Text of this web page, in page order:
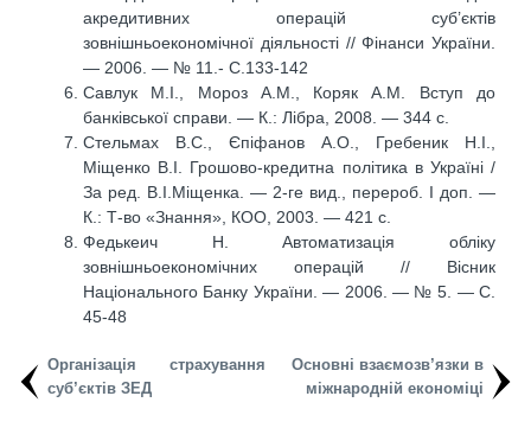
акредитивних операцій суб’єктів
зовнішньоекономічної діяльності // Фінанси України.
— 2006. — № 11.- С.133-142
Савлук М.І., Мороз А.М., Коряк А.М. Вступ до
банківської справи. — К.: Лібра, 2008. — 344 с.
Стельмах В.С., Єпіфанов А.О., Гребеник Н.І.,
Міщенко В.І. Грошово-кредитна політика в Україні /
За ред. В.І.Міщенка. — 2-ге вид., перероб. І доп. —
К.: Т-во «Знання», КОО, 2003. — 421 с.
Федькеич Н. Автоматизація обліку
зовнішньоекономічних операцій // Вісник
Національного Банку України. — 2006. — № 5. — С.
45-48
Організація страхування
суб’єктів ЗЕД
Основні взаємозв’язки в
міжнародній економіці